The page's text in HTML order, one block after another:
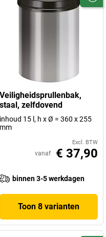
Veiligheidsprullenbak,
staal, zelfdovend
inhoud 15 l, h x Ø = 360 x 255
mm
Excl. BTW
vanaf € 37,90
binnen 3-5 werkdagen
Toon 8 varianten